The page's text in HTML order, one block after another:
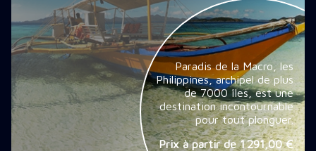
Paradis de la Macro, les
Philippines, archipel de plus
de 7000 îles, est une
destination incontournable
pour tout plonguer.
Prix à partir de1 291,00 €